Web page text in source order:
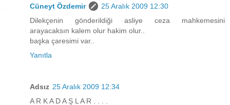
Cüneyt Özdemir
25 Aralık 2009 12:30
Dilekçenin gönderildiği asliye ceza mahkemesini
arayacaksın kalem olur hakim olur..
başka çaresimi var..
Yanıtla
Adsız 25 Aralık 2009 12:34
A R K A D A Ş L A R . . . .